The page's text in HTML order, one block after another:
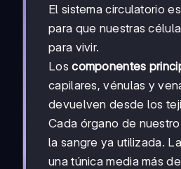
El sistema circulatorio
para que nuestras
para vivir.
Loscomponentes
capilares, vénulas y
devuelven desde los
Cada órgano de
la sangre ya utilizada.
una túnica media más